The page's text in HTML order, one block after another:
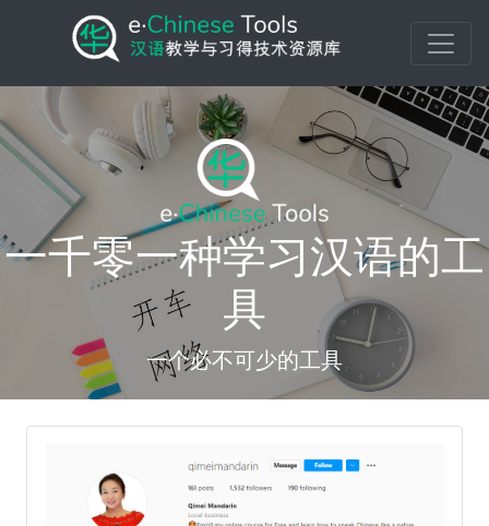
一千零一种学习汉语的工
具
一个必不可少的工具